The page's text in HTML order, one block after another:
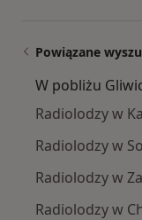
Powiązane
W pobliżu
Radiolodzy w
Radiolodzy w
Radiolodzy w
Radiolodzy w